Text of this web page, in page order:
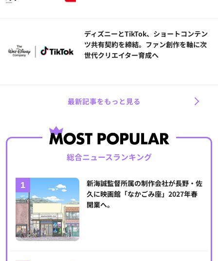
ディズニーとTikTok、ショートコンテン
ツ共有契約を締結。ファン創作を軸に次
世代クリエイター育成へ
最新記事をもっと見る
総合ニュースランキング
新海誠監督所属の制作会社が長野・佐
久に映画館「なかごみ座」2027年春
開業へ。